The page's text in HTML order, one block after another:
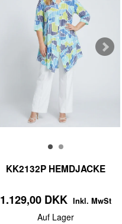
KK2132P HEMDJACKE
1.129,00 DKK Inkl. MwSt
Auf Lager